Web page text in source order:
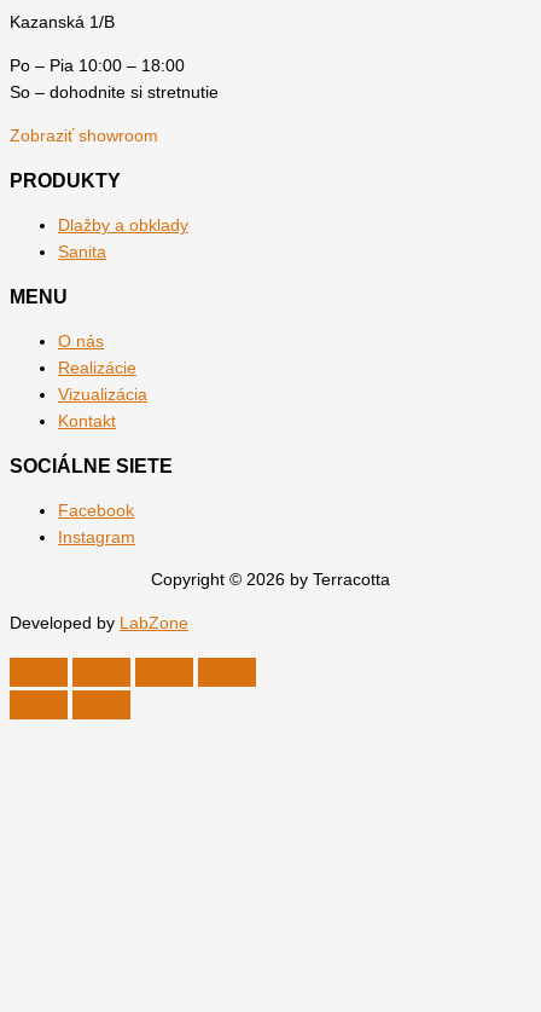
Kazanská 1/B
Po – Pia 10:00 – 18:00
So – dohodnite si stretnutie
Zobraziť showroom
PRODUKTY
Dlažby a obklady
Sanita
MENU
O nás
Realizácie
Vizualizácia
Kontakt
SOCIÁLNE SIETE
Facebook
Instagram
Copyright © 2026 by Terracotta
Developed by LabZone